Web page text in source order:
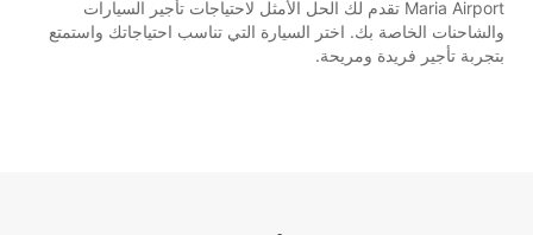
Maria Airport تقدم لك الحل الأمثل لاحتياجات تأجير السيارات
والشاحنات الخاصة بك. اختر السيارة التي تناسب احتياجاتك واستمتع
بتجربة تأجير فريدة ومريحة.